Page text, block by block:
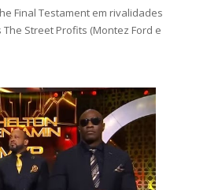
Final Testament em rivalidades
Street Profits (Montez Ford e